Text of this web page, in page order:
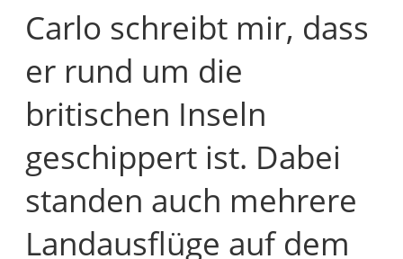
Carlo schreibt mir, dass
er rund um die
britischen Inseln
geschippert ist. Dabei
standen auch mehrere
Landausflüge auf dem